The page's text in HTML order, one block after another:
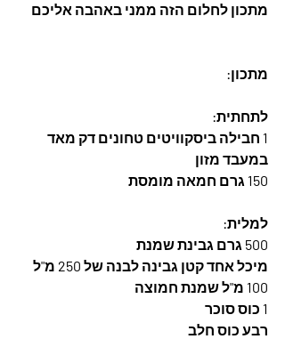
מתכון לחלום הזה ממני באהבה אליכם
מתכון:
לתחתית:
1 חבילה ביסקוויטים טחונים דק מאד
במעבד מזון
150 גרם חמאה מומסת
למלית:
500 גרם גבינת שמנת
מיכל אחד קטן גבינה לבנה של 250 מ"ל
100 מ"ל שמנת חמוצה
1 כוס סוכר
רבע כוס חלב